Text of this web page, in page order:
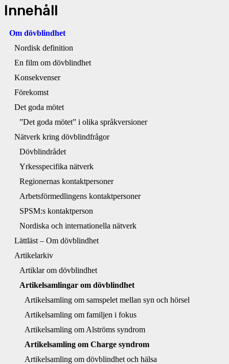
Innehåll
Om dövblindhet
Nordisk definition
En film om dövblindhet
Konsekvenser
Förekomst
Det goda mötet
”Det goda mötet” i olika språkversioner
Nätverk kring dövblindfrågor
Dövblindrådet
Yrkesspecifika nätverk
Regionernas kontaktpersoner
Arbetsförmedlingens kontaktpersoner
SPSM:s kontaktperson
Nordiska och internationella nätverk
Lättläst – Om dövblindhet
Artikelarkiv
Artiklar om dövblindhet
Artikelsamlingar om dövblindhet
Artikelsamling om samspelet mellan syn och hörsel
Artikelsamling om familjen i fokus
Artikelsamling om Alströms syndrom
Artikelsamling om Charge syndrom
Artikelsamling om dövblindhet och hälsa